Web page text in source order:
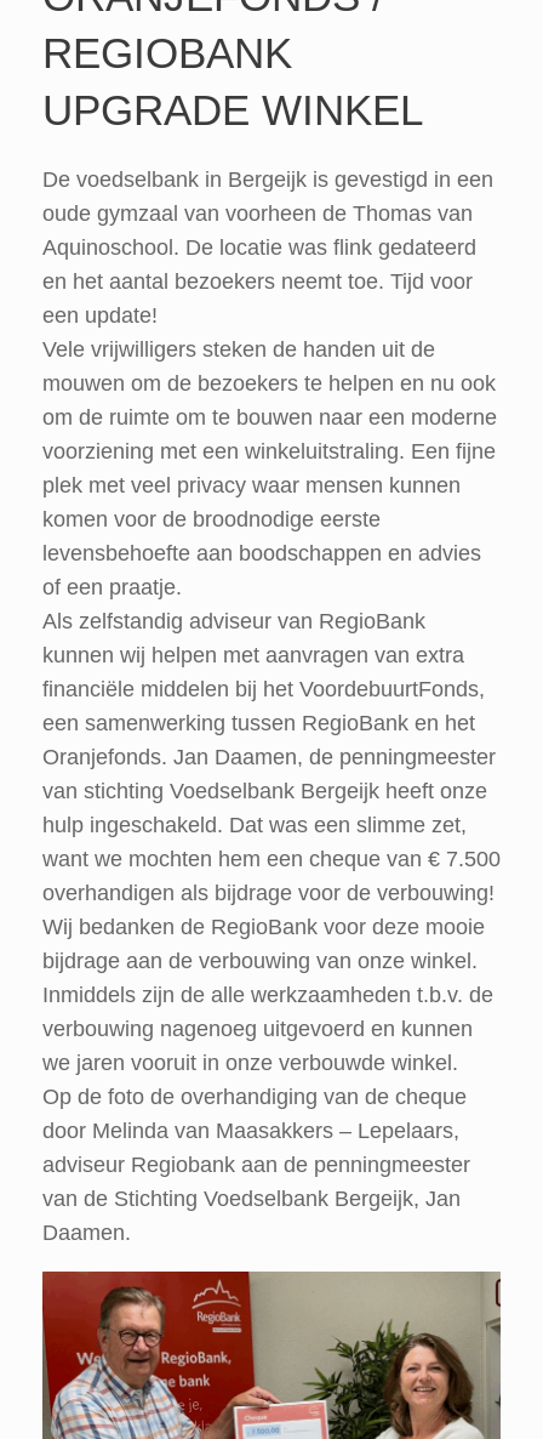
REGIOBANK
UPGRADE WINKEL
De voedselbank in Bergeijk is gevestigd in een
oude gymzaal van voorheen de Thomas van
Aquinoschool. De locatie was flink gedateerd
en het aantal bezoekers neemt toe. Tijd voor
een update!
Vele vrijwilligers steken de handen uit de
mouwen om de bezoekers te helpen en nu ook
om de ruimte om te bouwen naar een moderne
voorziening met een winkeluitstraling. Een fijne
plek met veel privacy waar mensen kunnen
komen voor de broodnodige eerste
levensbehoefte aan boodschappen en advies
of een praatje.
Als zelfstandig adviseur van RegioBank
kunnen wij helpen met aanvragen van extra
financiële middelen bij het VoordebuurtFonds,
een samenwerking tussen RegioBank en het
Oranjefonds. Jan Daamen, de penningmeester
van stichting Voedselbank Bergeijk heeft onze
hulp ingeschakeld. Dat was een slimme zet,
want we mochten hem een cheque van € 7.500
overhandigen als bijdrage voor de verbouwing!
Wij bedanken de RegioBank voor deze mooie
bijdrage aan de verbouwing van onze winkel.
Inmiddels zijn de alle werkzaamheden t.b.v. de
verbouwing nagenoeg uitgevoerd en kunnen
we jaren vooruit in onze verbouwde winkel.
Op de foto de overhandiging van de cheque
door Melinda van Maasakkers – Lepelaars,
adviseur Regiobank aan de penningmeester
van de Stichting Voedselbank Bergeijk, Jan
Daamen.